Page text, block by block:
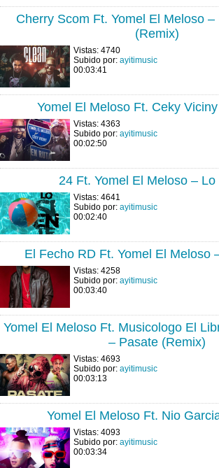
Cherry Scom Ft. Yomel El Meloso
(Remix)
Vistas: 4740
Subido por: ayitimusic
00:03:41
Yomel El Meloso Ft. Ceky
Vistas: 4363
Subido por: ayitimusic
00:02:50
24 Ft. Yomel El Meloso – Lo
Vistas: 4641
Subido por: ayitimusic
00:02:40
El Fecho RD Ft. Yomel El Meloso
Vistas: 4258
Subido por: ayitimusic
00:03:40
Yomel El Meloso Ft. Musicologo El
– Pasate (Remix)
Vistas: 4693
Subido por: ayitimusic
00:03:13
Yomel El Meloso Ft. Nio
Vistas: 4093
Subido por: ayitimusic
00:03:34